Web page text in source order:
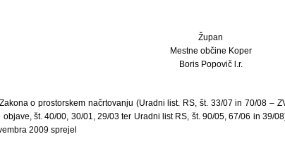
Župan
Mestne občine Koper
Boris Popovič l.r.
o prostorskem načrtovanju (Uradni list. RS, št. 33/07 in 70/08 –
št. 40/00, 30/01, 29/03 ter Uradni list RS, št. 90/05, 67/06 in 39/
2009 sprejel